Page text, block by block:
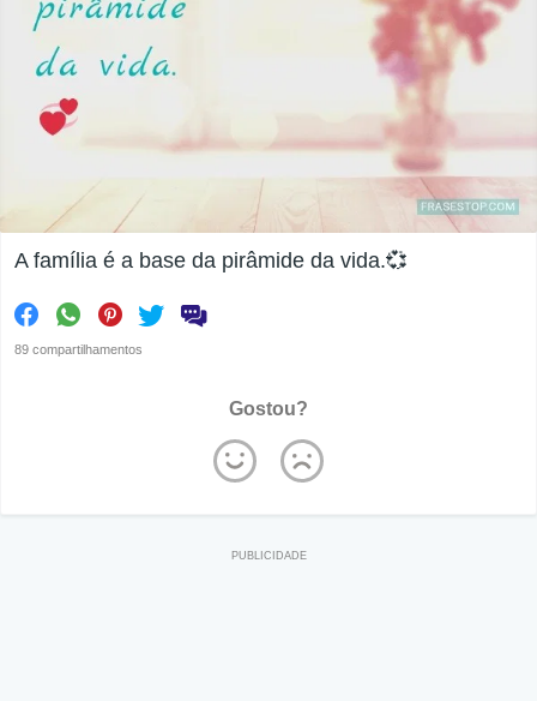
A família é a base da pirâmide da vida.💞
89 compartilhamentos
Gostou?